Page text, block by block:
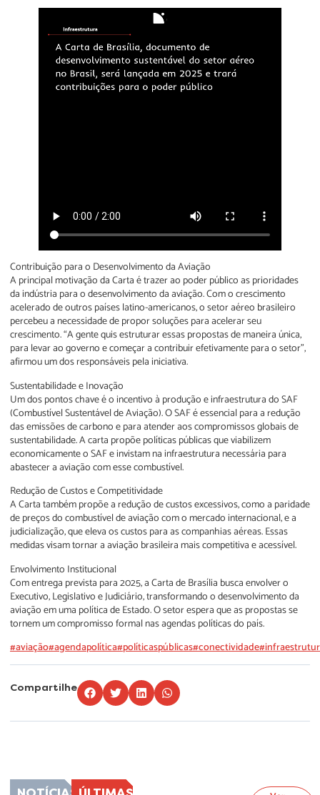
Contribuição para o Desenvolvimento da Aviação
A principal motivação da Carta é trazer ao poder público as prioridades
da indústria para o desenvolvimento da aviação. Com o crescimento
acelerado de outros países latino-americanos, o setor aéreo brasileiro
percebeu a necessidade de propor soluções para acelerar seu
crescimento. “A gente quis estruturar essas propostas de maneira única,
para levar ao governo e começar a contribuir efetivamente para o setor”,
afirmou um dos responsáveis pela iniciativa.
Sustentabilidade e Inovação
Um dos pontos chave é o incentivo à produção e infraestrutura do SAF
(Combustível Sustentável de Aviação). O SAF é essencial para a redução
das emissões de carbono e para atender aos compromissos globais de
sustentabilidade. A carta propõe políticas públicas que viabilizem
economicamente o SAF e invistam na infraestrutura necessária para
abastecer a aviação com esse combustível.
Redução de Custos e Competitividade
A Carta também propõe a redução de custos excessivos, como a paridade
de preços do combustível de aviação com o mercado internacional, e a
judicialização, que eleva os custos para as companhias aéreas. Essas
medidas visam tornar a aviação brasileira mais competitiva e acessível.
Envolvimento Institucional
Com entrega prevista para 2025, a Carta de Brasília busca envolver o
Executivo, Legislativo e Judiciário, transformando o desenvolvimento da
aviação em uma política de Estado. O setor espera que as propostas se
tornem um compromisso formal nas agendas políticas do país.
#aviação#agendapolítica#políticaspúblicas#conectividade
Compartilhe